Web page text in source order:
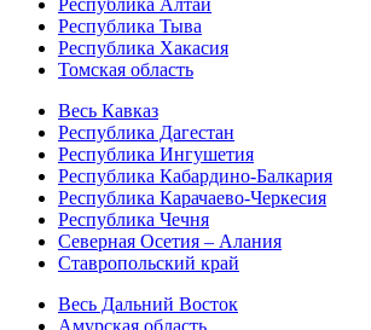
Республика Алтай
Республика Тыва
Республика Хакасия
Томская область
Весь Кавказ
Республика Дагестан
Республика Ингушетия
Республика Кабардино-Балкария
Республика Карачаево-Черкесия
Республика Чечня
Северная Осетия – Алания
Ставропольский край
Весь Дальний Восток
Амурская область